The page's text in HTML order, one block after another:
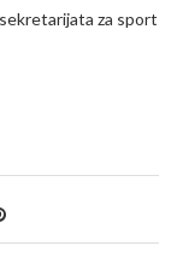
za sport